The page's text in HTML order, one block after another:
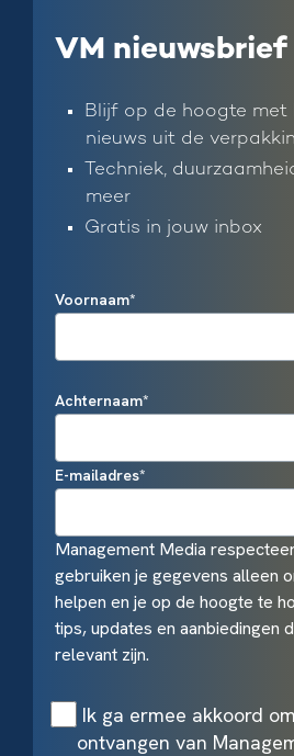
VM nieuwsbrief
Blijf op de hoogte met
nieuws uit de
Techniek,
meer
Gratis in jouw inbox
Voornaam*
Achternaam*
E-mailadres*
Management Media
gebruiken je gegevens alleen
helpen en je op de hoogte te
tips, updates en aanbiedingen
relevant zijn.
Ik ga ermee akkoord
ontvangen van